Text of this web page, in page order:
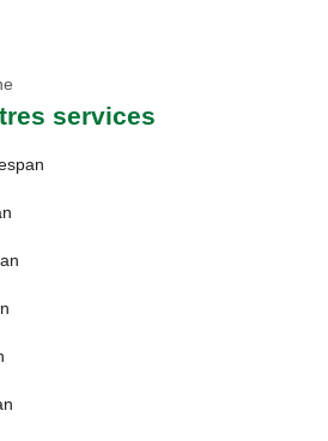
services